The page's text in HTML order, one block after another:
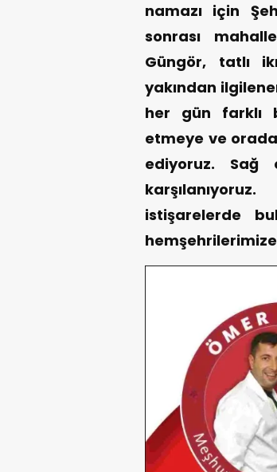
namazı için
sonrası
Güngör, tatlı
yakından
her gün farklı
etmeye ve
ediyoruz. Sağ
istişarelerde